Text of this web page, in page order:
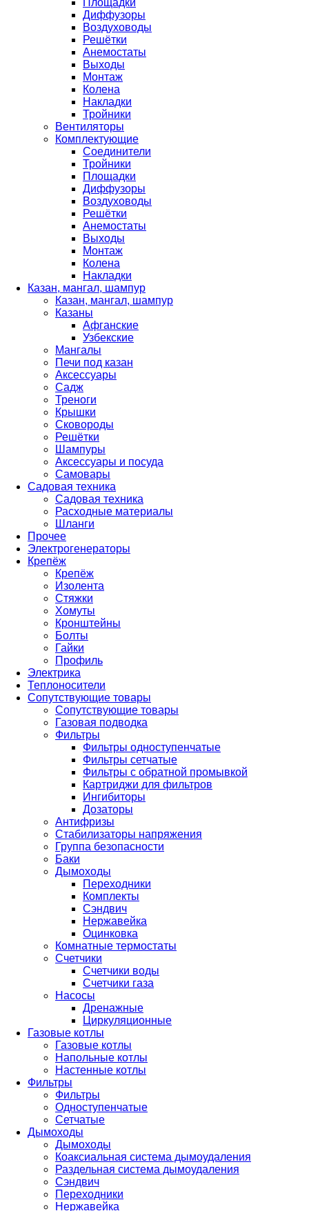
Площадки
Диффузоры
Воздуховоды
Решётки
Анемостаты
Выходы
Монтаж
Колена
Накладки
Тройники
Вентиляторы
Комплектующие
Соединители
Тройники
Площадки
Диффузоры
Воздуховоды
Решётки
Анемостаты
Выходы
Монтаж
Колена
Накладки
Казан, мангал, шампур
Казан, мангал, шампур
Казаны
Афганские
Узбекские
Мангалы
Печи под казан
Аксессуары
Садж
Треноги
Крышки
Сковороды
Решётки
Шампуры
Аксессуары и посуда
Самовары
Садовая техника
Садовая техника
Расходные материалы
Шланги
Прочее
Электрогенераторы
Крепёж
Крепёж
Изолента
Стяжки
Хомуты
Кронштейны
Болты
Гайки
Профиль
Электрика
Теплоносители
Сопутствующие товары
Сопутствующие товары
Газовая подводка
Фильтры
Фильтры одноступенчатые
Фильтры сетчатые
Фильтры с обратной промывкой
Картриджи для фильтров
Ингибиторы
Дозаторы
Антифризы
Стабилизаторы напряжения
Группа безопасности
Баки
Дымоходы
Переходники
Комплекты
Сэндвич
Нержавейка
Оцинковка
Комнатные термостаты
Счетчики
Счетчики воды
Счетчики газа
Насосы
Дренажные
Циркуляционные
Газовые котлы
Газовые котлы
Напольные котлы
Настенные котлы
Фильтры
Фильтры
Одноступенчатые
Сетчатые
Дымоходы
Дымоходы
Коаксиальная система дымоудаления
Раздельная система дымоудаления
Сэндвич
Переходники
Нержавейка